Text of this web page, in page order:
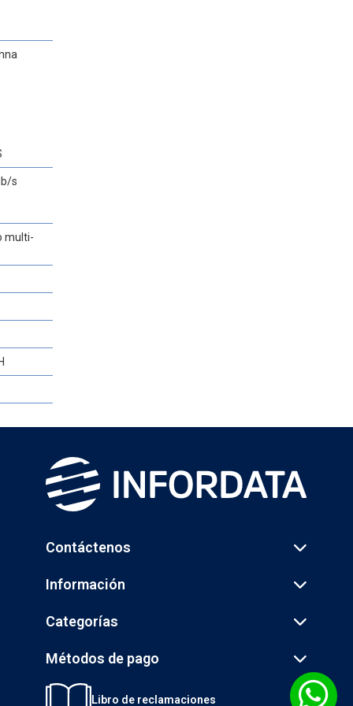
s
multi-
Contáctenos
Información
Categorías
Métodos de pago
Libro de reclamaciones